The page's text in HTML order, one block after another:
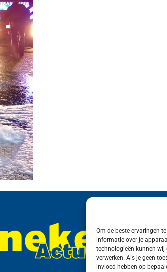
Om de beste ervaringen
informatie over je
technologieën kunnen wij
verwerken. Als je geen
invloed hebben op
Wij
in de